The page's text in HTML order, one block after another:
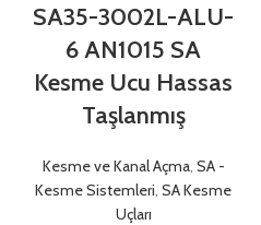
SA35-3002L-ALU-
6 AN1015 SA
Kesme Ucu Hassas
Taşlanmış
Kesme ve Kanal Açma, SA -
Kesme Sistemleri, SA Kesme
Uçları